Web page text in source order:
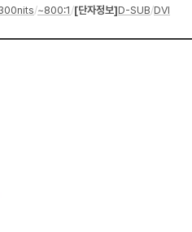
/~800:1 /[단자정보]D-SUB/DVI